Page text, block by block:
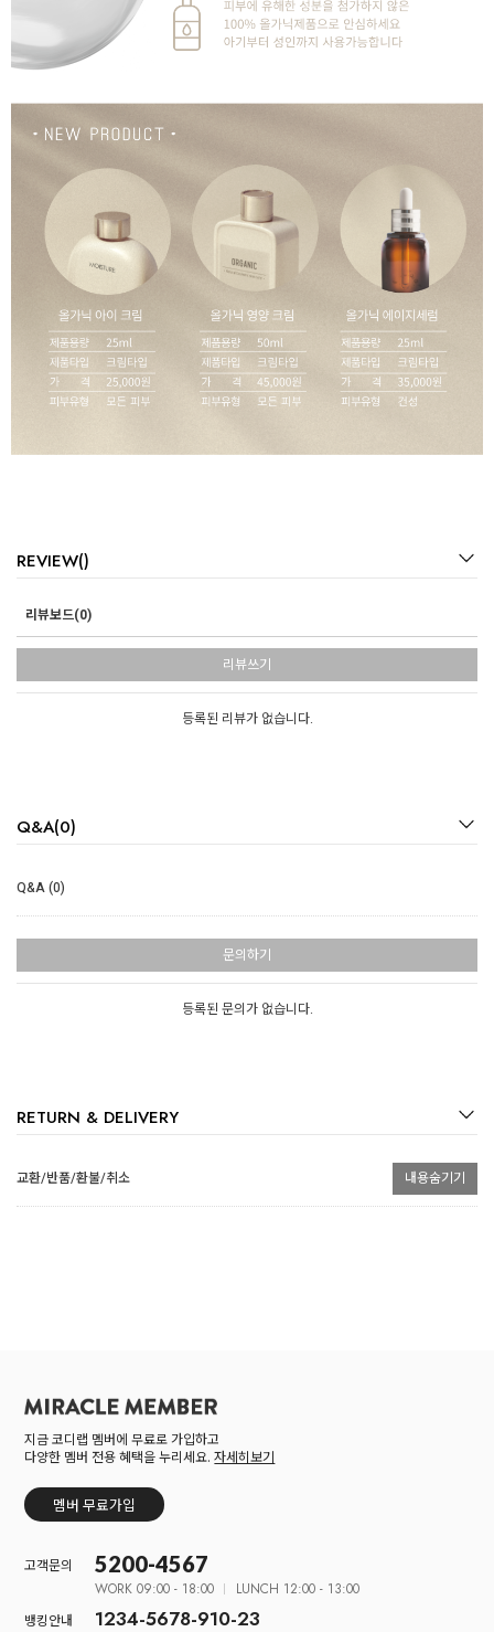
REVIEW()
리뷰보드(0)
리뷰쓰기
등록된 리뷰가 없습니다.
Q&A(0)
Q&A (0)
문의하기
등록된 문의가 없습니다.
RETURN & DELIVERY
교환/반품/환불/취소 내용숨기기
지금 코디랩 멤버에 무료로 가입하고
다양한 멤버 전용 혜택을 누리세요.자세히보기
멤버 무료가입
고객문의 5200-4567
WORK 09:00 - 18:00 LUNCH 12:00 - 13:00
뱅킹안내 1234-5678-910-23